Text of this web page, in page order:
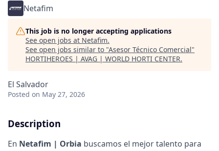
Netafim
This job is no longer accepting applications
See open jobs at Netafim.
See open jobs similar to "Asesor Técnico Comercial"
HORTIHEROES | AVAG | WORLD HORTI CENTER.
El Salvador
Posted on May 27, 2026
Description
En Netafim | Orbia buscamos el mejor talento para